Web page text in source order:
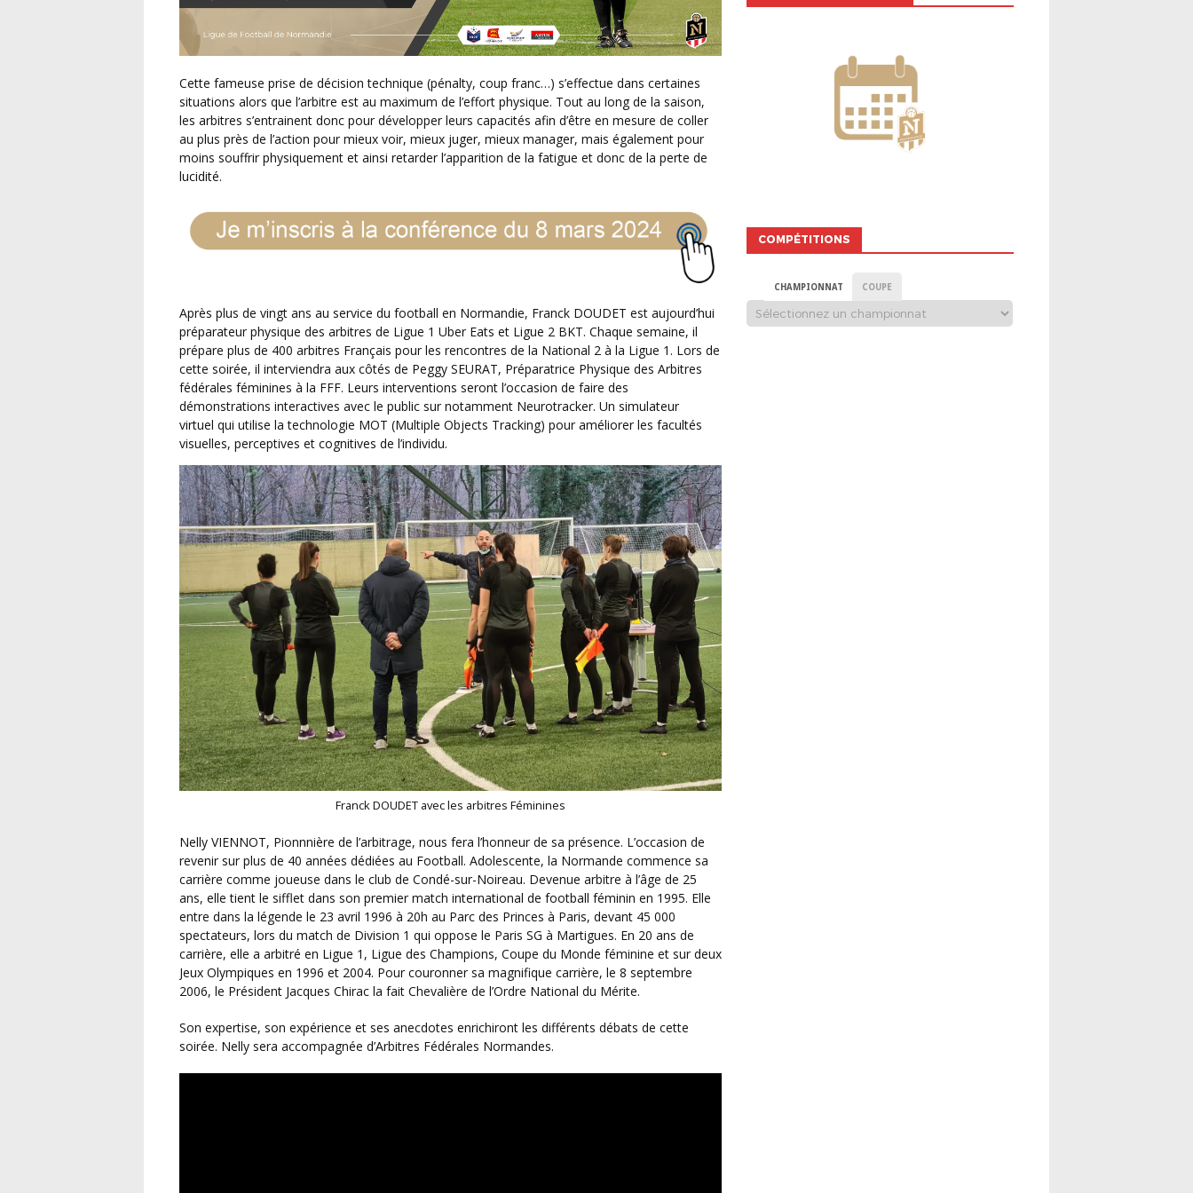
Cette fameuse prise de décision technique (pénalty, coup franc…) s’effectue dans certaines
situations alors que l’arbitre est au maximum de l’effort physique. Tout au long de la saison,
les arbitres s’entrainent donc pour développer leurs capacités afin d’être en mesure de coller
au plus près de l’action pour mieux voir, mieux juger, mieux manager, mais également pour
moins souffrir physiquement et ainsi retarder l’apparition de la fatigue et donc de la perte de
lucidité.
Après plus de vingt ans au service du football en Normandie, Franck DOUDET est aujourd’hui
préparateur physique des arbitres de Ligue 1 Uber Eats et Ligue 2 BKT. Chaque semaine, il
prépare plus de 400 arbitres Français pour les rencontres de la National 2 à la Ligue 1. Lors de
cette soirée, il interviendra aux côtés de Peggy SEURAT, Préparatrice Physique des Arbitres
fédérales féminines à la FFF. Leurs interventions seront l’occasion de faire des
démonstrations interactives avec le public sur notamment Neurotracker. Un simulateur
virtuel qui utilise la technologie MOT (Multiple Objects Tracking) pour améliorer les facultés
visuelles, perceptives et cognitives de l’individu.
Franck DOUDET avec les arbitres Féminines
Nelly VIENNOT, Pionnnière de l’arbitrage, nous fera l’honneur de sa présence. L’occasion de
revenir sur plus de 40 années dédiées au Football. Adolescente, la Normande commence sa
carrière comme joueuse dans le club de Condé-sur-Noireau. Devenue arbitre à l’âge de 25
ans, elle tient le sifflet dans son premier match international de football féminin en 1995. Elle
entre dans la légende le 23 avril 1996 à 20h au Parc des Princes à Paris, devant 45 000
spectateurs, lors du match de Division 1 qui oppose le Paris SG à Martigues. En 20 ans de
carrière, elle a arbitré en Ligue 1, Ligue des Champions, Coupe du Monde féminine et sur deux
Jeux Olympiques en 1996 et 2004. Pour couronner sa magnifique carrière, le 8 septembre
2006, le Président Jacques Chirac la fait Chevalière de l’Ordre National du Mérite.
Son expertise, son expérience et ses anecdotes enrichiront les différents débats de cette
soirée. Nelly sera accompagnée d’Arbitres Fédérales Normandes.
COMPÉTITIONS
CHAMPIONNAT COUPE